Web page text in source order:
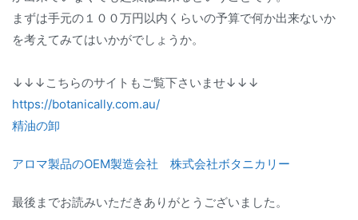
まずは手元の１００万円以内くらいの予算で何か出来ないか
を考えてみてはいかがでしょうか。
↓↓↓こちらのサイトもご覧下さいませ↓↓↓
https://botanically.com.au/
精油の卸
アロマ製品のOEM製造会社 株式会社ボタニカリー
最後までお読みいただきありがとうございました。